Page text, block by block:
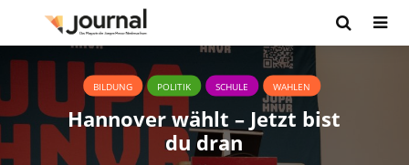
BILDUNG POLITIK SCHULE WAHLEN
Hannover wählt – Jetzt bist
du dran